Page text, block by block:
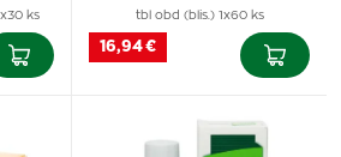
ks tbl obd (blis.) 1x60 ks
16,94 €